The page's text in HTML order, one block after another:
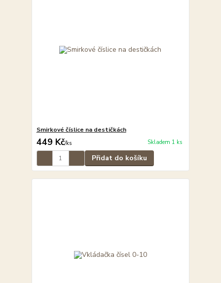
Smirkové číslice na destičkách
449 Kč/ks Skladem 1 ks
Přidat do košíku